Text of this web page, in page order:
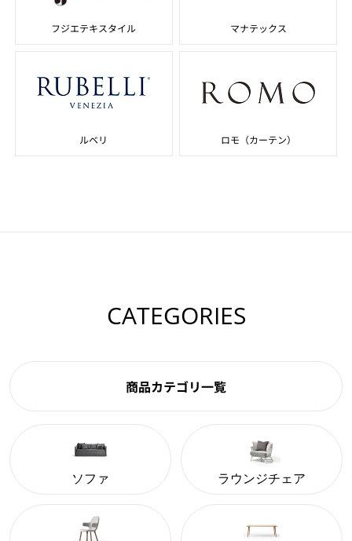
フジエテキスタイル マナテックス
ルベリ ロモ（カーテン）
CATEGORIES
商品カテゴリ一覧
ソファ ラウンジチェア